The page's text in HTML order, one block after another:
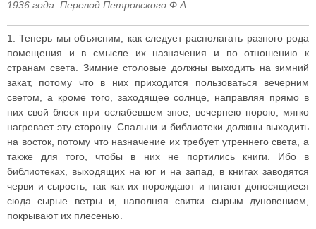
1936 года. Перевод Петровского Ф.А.
1. Теперь мы объясним, как следует располагать разного рода
помещения и в смысле их назначения и по отношению к
странам света. Зимние столовые должны выходить на зимний
закат, потому что в них приходится пользоваться вечерним
светом, а кроме того, заходящее солнце, направляя прямо в
них свой блеск при ослабевшем зное, вечернею порою, мягко
нагревает эту сторону. Спальни и библиотеки должны выходить
на восток, потому что назначение их требует утреннего света, а
также для того, чтобы в них не портились книги. Ибо в
библиотеках, выходящих на юг и на запад, в книгах заводятся
черви и сырость, так как их порождают и питают доносящиеся
сюда сырые ветры и, наполняя свитки сырым дуновением,
покрывают их плесенью.